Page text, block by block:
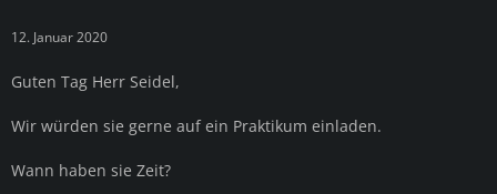
12. Januar 2020
Guten Tag Herr Seidel,
Wir würden sie gerne auf ein Praktikum einladen.
Wann haben sie Zeit?